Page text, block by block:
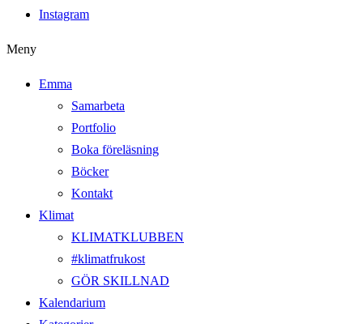
Instagram
Meny
Emma
Samarbeta
Portfolio
Boka föreläsning
Böcker
Kontakt
Klimat
KLIMATKLUBBEN
#klimatfrukost
GÖR SKILLNAD
Kalendarium